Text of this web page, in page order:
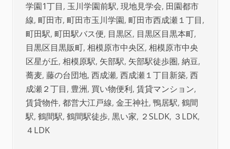
学園1丁目, 玉川学園前駅, 現地見学会, 田園都市
線, 町田市, 町田市玉川学園, 町田市西成瀬１丁目,
町田駅, 町田駅バス便, 目黒区, 目黒区目黒本町,
目黒区目黒販町, 相模原市中央区, 相模原市中央
区星が丘, 相模原駅, 矢部駅, 矢部駅徒歩圏, 納豆,
蕎麦, 藤の台団地, 西成瀬, 西成瀬１丁目新築, 西
成瀬２丁目, 豊洲, 買い物便利, 賃貸マンション,
賃貸物件, 都営大江戸線, 金王神社, 鴨居駅, 鶴間
駅, 鶴間駅, 鶴間駅徒歩, 黒い家, ２SLDK, ３LDK,
４LDK